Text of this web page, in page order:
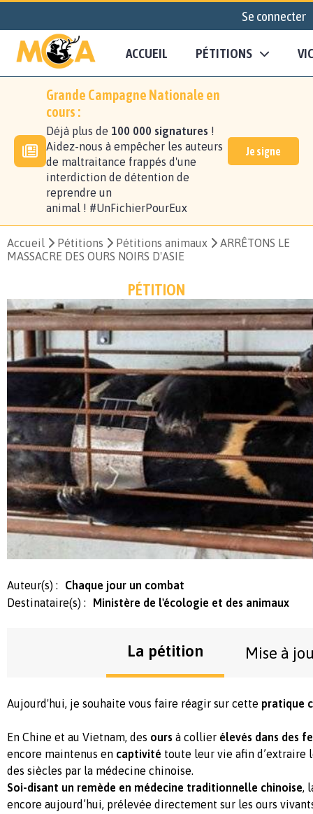
Se connecter
ACCUEIL PÉTITIONS
Grande Campagne Nationale en
cours :
Déjà plus de 100 000 signatures !
Aidez-nous à empêcher les auteurs
de maltraitance frappés d'une
interdiction de détention de
reprendre un
animal ! #UnFichierPourEux
Je signe
Accueil Pétitions Pétitions animaux
ARRÊTONS LE
MASSACRE DES OURS NOIRS D'ASIE
PÉTITION
Auteur(s) :
Chaque jour un combat
Destinataire(s) :
Ministère de l'écologie et des animaux
La pétition Mise à
Aujourd'hui, je souhaite vous faire réagir sur cette pratique
En Chine et au Vietnam, des ours à collier élevés dans des
encore maintenus en captivité toute leur vie afin d’extraire
des siècles par la médecine chinoise.
Soi-disant un remède en médecine traditionnelle chinoise,
encore aujourd’hui, prélevée directement sur les ours